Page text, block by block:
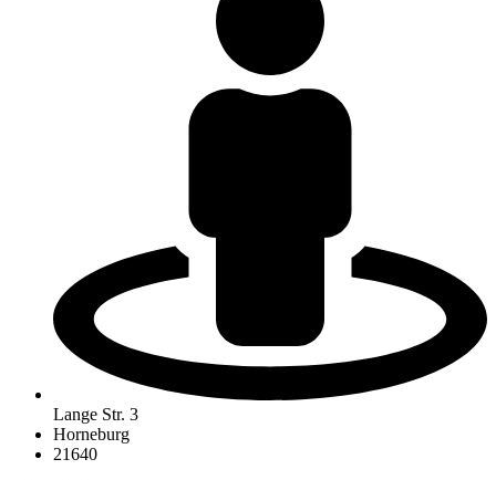
Lange Str. 3
Horneburg
21640